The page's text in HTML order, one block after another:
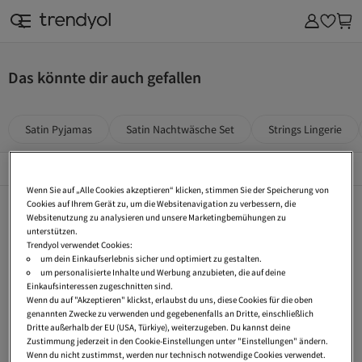
Das könnte dir auch gefallen
Satin Pyjamas Satin Nachtwäsche Set Strings Lingerie
Kickers Nike
adidas
New Balance
s.Oliver
The North Face
Birkenstock
Wellensteyn
Calvin Klein
UGG
Hollister
Vans
Dr Martens
Ralph Lauren
Lee
Wenn Sie auf „Alle Cookies akzeptieren“ klicken, stimmen Sie der Speicherung von
Cookies auf Ihrem Gerät zu, um die Websitenavigation zu verbessern, die
Websitenutzung zu analysieren und unsere Marketingbemühungen zu
unterstützen.
Trendyol verwendet Cookies:
um dein Einkaufserlebnis sicher und optimiert zu gestalten.
um personalisierte Inhalte und Werbung anzubieten, die auf deine
Einkaufsinteressen zugeschnitten sind.
Wenn du auf "Akzeptieren" klickst, erlaubst du uns, diese Cookies für die oben
genannten Zwecke zu verwenden und gegebenenfalls an Dritte, einschließlich
Dritte außerhalb der EU (USA, Türkiye), weiterzugeben. Du kannst deine
Zustimmung jederzeit in den Cookie-Einstellungen unter "Einstellungen" ändern.
Wenn du nicht zustimmst, werden nur technisch notwendige Cookies verwendet.